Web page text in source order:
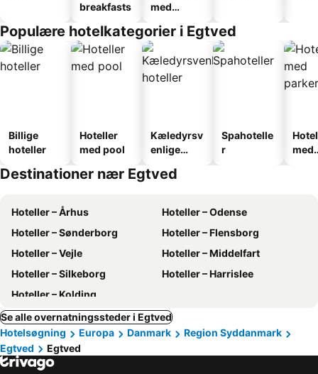
breakfasts
med
Populære hotelkategorier i Egtved
Billige
hoteller
Hoteller
med pool
Kæledyrsv
enlige
Spahotelle
r
med
Destinationer nær Egtved
Hoteller – Århus
Hoteller – Odense
Hoteller – Sønderborg
Hoteller – Flensborg
Hoteller – Vejle
Hoteller – Middelfart
Hoteller – Silkeborg
Hoteller – Harrislee
Hoteller – Kolding
Se alle overnatningssteder i Egtved
Hotelsøgning
Europa Danmark
Region Syddanmark
Egtved
Egtved